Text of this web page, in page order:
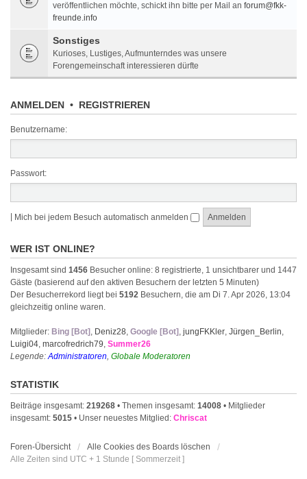
veröffentlichen möchte, schickt ihn bitte per Mail an forum@fkk-
freunde.info
Sonstiges
Kurioses, Lustiges, Aufmunterndes was unsere
Forengemeinschaft interessieren dürfte
ANMELDEN • REGISTRIEREN
Benutzername:
Passwort:
Mich bei jedem Besuch automatisch anmelden
WER IST ONLINE?
Insgesamt sind 1456 Besucher online: 8 registrierte, 1 unsichtbarer und 1447
Gäste (basierend auf den aktiven Besuchern der letzten 5 Minuten)
Der Besucherrekord liegt bei 5192 Besuchern, die am Di 7. Apr 2026, 13:04
gleichzeitig online waren.
Mitglieder: Bing [Bot] , Deniz28, Google [Bot] , jungFKKler, Jürgen_Berlin,
Luigi04, marcofredrich79, Summer26
Legende:Administratoren, Globale Moderatoren
STATISTIK
Beiträge insgesamt: 219268 • Themen insgesamt: 14008 • Mitglieder
insgesamt: 5015 • Unser neuestes Mitglied: Chriscat
Foren-Übersicht
Alle Cookies des Boards löschen
Alle Zeiten sind UTC + 1 Stunde [ Sommerzeit ]